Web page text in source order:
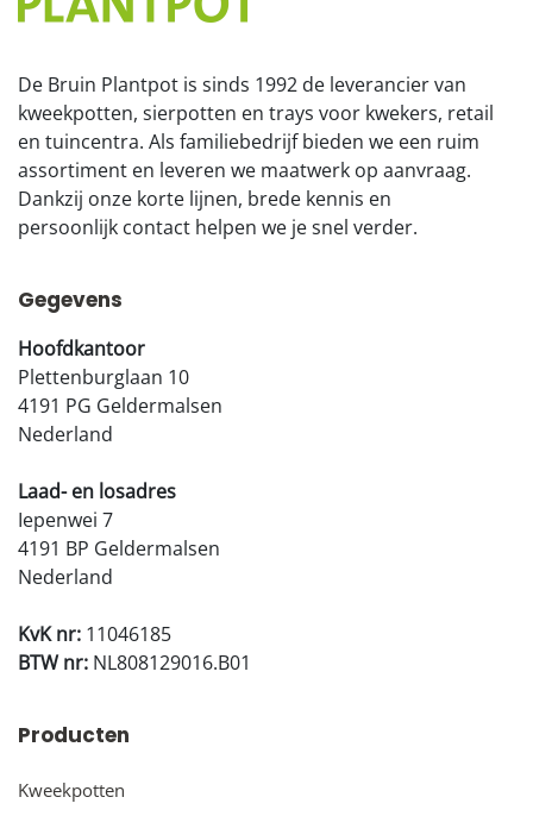
De Bruin Plantpot is sinds 1992 de leverancier van
kweekpotten, sierpotten en trays voor kwekers, retail
en tuincentra. Als familiebedrijf bieden we een ruim
assortiment en leveren we maatwerk op aanvraag.
Dankzij onze korte lijnen, brede kennis en
persoonlijk contact helpen we je snel verder.
Gegevens
Hoofdkantoor
Plettenburglaan 10
4191 PG Geldermalsen
Nederland
Laad- en losadres
Iepenwei 7
4191 BP Geldermalsen
Nederland
KvK nr: 11046185
BTW nr: NL808129016.B01
Producten
Kweekpotten